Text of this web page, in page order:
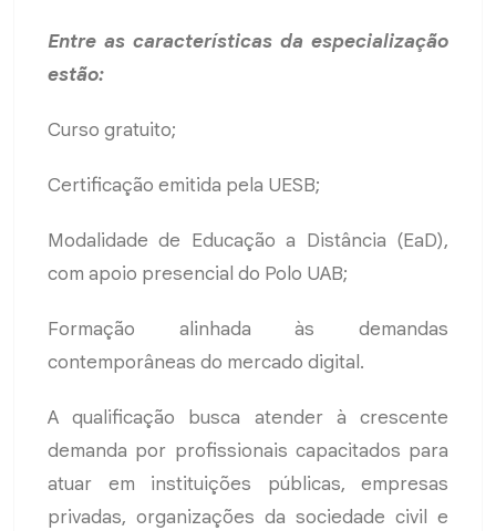
Entre as características da especialização
estão:
Curso gratuito;
Certificação emitida pela UESB;
Modalidade de Educação a Distância (EaD),
com apoio presencial do Polo UAB;
Formação alinhada às demandas
contemporâneas do mercado digital.
A qualificação busca atender à crescente
demanda por profissionais capacitados para
atuar em instituições públicas, empresas
privadas, organizações da sociedade civil e